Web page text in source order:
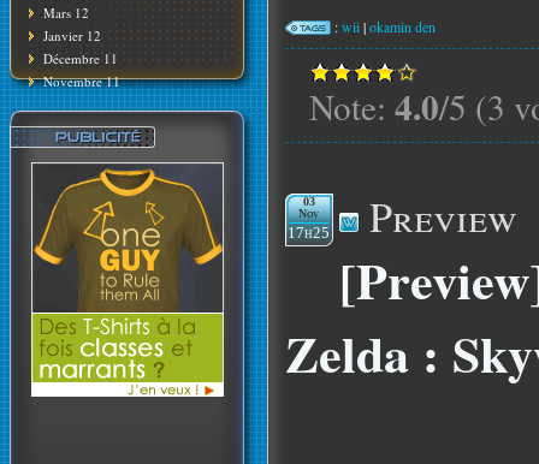
Mars 12
Janvier 12
Décembre 11
Novembre 11
:wii|okamin den
Note: 4.0/5 (3
03
Nov
17h25 Preview
Zelda :